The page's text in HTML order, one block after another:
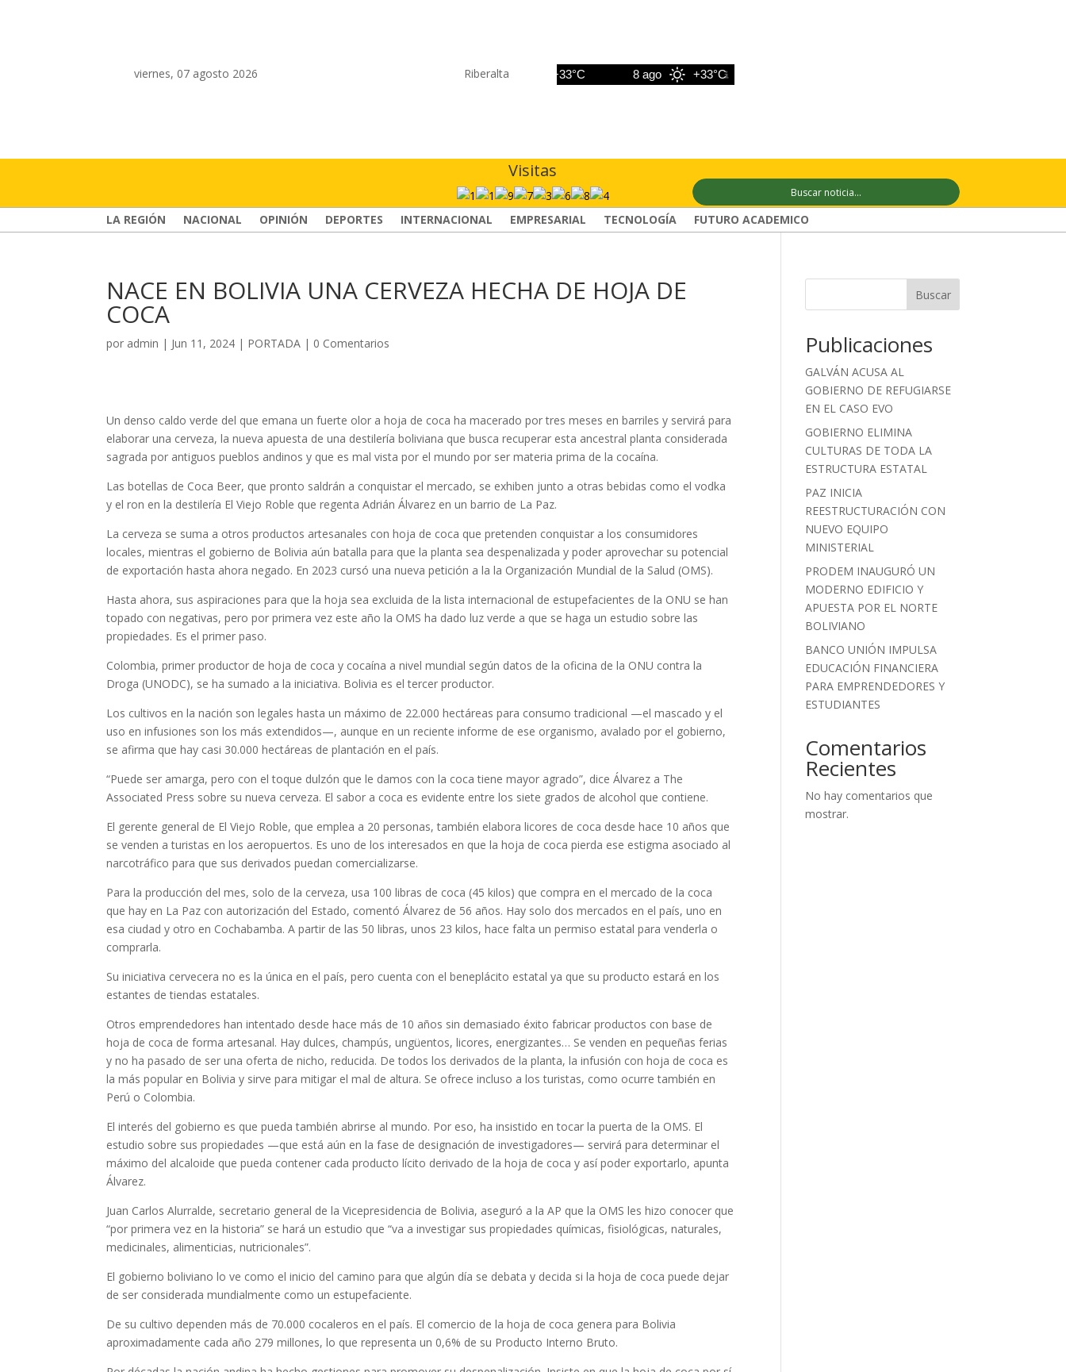
viernes, 07 agosto 2026 Riberalta
7 ago +33°C
Visitas
LA REGIÓN NACIONAL OPINIÓN DEPORTES INTERNACIONAL EMPRESARIAL TECNOLOGÍA FUTURO ACADEMICO
NACE EN BOLIVIA UNA CERVEZA HECHA DE HOJA DE
COCA
por admin | Jun 11, 2024 | PORTADA | 0 Comentarios
Un denso caldo verde del que emana un fuerte olor a hoja de coca ha macerado por tres meses en barriles y servirá para
elaborar una cerveza, la nueva apuesta de una destilería boliviana que busca recuperar esta ancestral planta considerada
sagrada por antiguos pueblos andinos y que es mal vista por el mundo por ser materia prima de la cocaína.
Las botellas de Coca Beer, que pronto saldrán a conquistar el mercado, se exhiben junto a otras bebidas como el vodka
y el ron en la destilería El Viejo Roble que regenta Adrián Álvarez en un barrio de La Paz.
La cerveza se suma a otros productos artesanales con hoja de coca que pretenden conquistar a los consumidores
locales, mientras el gobierno de Bolivia aún batalla para que la planta sea despenalizada y poder aprovechar su potencial
de exportación hasta ahora negado. En 2023 cursó una nueva petición a la la Organización Mundial de la Salud (OMS).
Hasta ahora, sus aspiraciones para que la hoja sea excluida de la lista internacional de estupefacientes de la ONU se han
topado con negativas, pero por primera vez este año la OMS ha dado luz verde a que se haga un estudio sobre las
propiedades. Es el primer paso.
Colombia, primer productor de hoja de coca y cocaína a nivel mundial según datos de la oficina de la ONU contra la
Droga (UNODC), se ha sumado a la iniciativa. Bolivia es el tercer productor.
Los cultivos en la nación son legales hasta un máximo de 22.000 hectáreas para consumo tradicional —el mascado y el
uso en infusiones son los más extendidos—, aunque en un reciente informe de ese organismo, avalado por el gobierno,
se afirma que hay casi 30.000 hectáreas de plantación en el país.
“Puede ser amarga, pero con el toque dulzón que le damos con la coca tiene mayor agrado”, dice Álvarez a The
Associated Press sobre su nueva cerveza. El sabor a coca es evidente entre los siete grados de alcohol que contiene.
El gerente general de El Viejo Roble, que emplea a 20 personas, también elabora licores de coca desde hace 10 años que
se venden a turistas en los aeropuertos. Es uno de los interesados en que la hoja de coca pierda ese estigma asociado al
narcotráfico para que sus derivados puedan comercializarse.
Para la producción del mes, solo de la cerveza, usa 100 libras de coca (45 kilos) que compra en el mercado de la coca
que hay en La Paz con autorización del Estado, comentó Álvarez de 56 años. Hay solo dos mercados en el país, uno en
esa ciudad y otro en Cochabamba. A partir de las 50 libras, unos 23 kilos, hace falta un permiso estatal para venderla o
comprarla.
Su iniciativa cervecera no es la única en el país, pero cuenta con el beneplácito estatal ya que su producto estará en los
estantes de tiendas estatales.
Otros emprendedores han intentado desde hace más de 10 años sin demasiado éxito fabricar productos con base de
hoja de coca de forma artesanal. Hay dulces, champús, ungüentos, licores, energizantes… Se venden en pequeñas ferias
y no ha pasado de ser una oferta de nicho, reducida. De todos los derivados de la planta, la infusión con hoja de coca es
la más popular en Bolivia y sirve para mitigar el mal de altura. Se ofrece incluso a los turistas, como ocurre también en
Perú o Colombia.
El interés del gobierno es que pueda también abrirse al mundo. Por eso, ha insistido en tocar la puerta de la OMS. El
estudio sobre sus propiedades —que está aún en la fase de designación de investigadores— servirá para determinar el
máximo del alcaloide que pueda contener cada producto lícito derivado de la hoja de coca y así poder exportarlo, apunta
Álvarez.
Juan Carlos Alurralde, secretario general de la Vicepresidencia de Bolivia, aseguró a la AP que la OMS les hizo conocer que
“por primera vez en la historia” se hará un estudio que “va a investigar sus propiedades químicas, fisiológicas, naturales,
medicinales, alimenticias, nutricionales”.
El gobierno boliviano lo ve como el inicio del camino para que algún día se debata y decida si la hoja de coca puede dejar
de ser considerada mundialmente como un estupefaciente.
De su cultivo dependen más de 70.000 cocaleros en el país. El comercio de la hoja de coca genera para Bolivia
aproximadamente cada año 279 millones, lo que representa un 0,6% de su Producto Interno Bruto.
Buscar
Publicaciones
GALVÁN ACUSA AL
GOBIERNO DE REFUGIARSE
EN EL CASO EVO
GOBIERNO ELIMINA
CULTURAS DE TODA LA
ESTRUCTURA ESTATAL
PAZ INICIA
REESTRUCTURACIÓN CON
NUEVO EQUIPO
MINISTERIAL
PRODEM INAUGURÓ UN
MODERNO EDIFICIO Y
APUESTA POR EL NORTE
BOLIVIANO
BANCO UNIÓN IMPULSA
EDUCACIÓN FINANCIERA
PARA EMPRENDEDORES Y
ESTUDIANTES
Comentarios
Recientes
No hay comentarios que
mostrar.